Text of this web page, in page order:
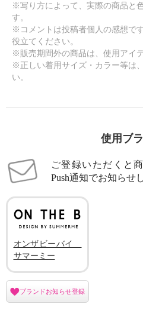
※写り方によって、実際の商品と
す。
※コメントは投稿者個人の感想で
役立てください。
※販売期間外の商品は、使用アイ
※正しい着用サイズ・カラー等は
い。
使用ブ
ご登録いただくと
Push通知でお知らせ
オンザビーバイ
サマーミー
ブランドお知らせ登録